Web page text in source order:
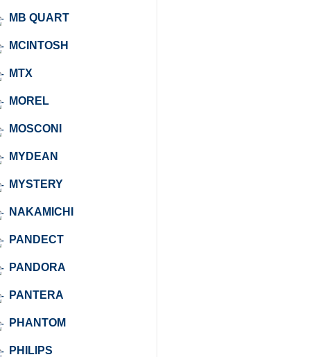
MB QUART
MCINTOSH
MTX
MOREL
MOSCONI
MYDEAN
MYSTERY
NAKAMICHI
PANDECT
PANDORA
PANTERA
PHANTOM
PHILIPS